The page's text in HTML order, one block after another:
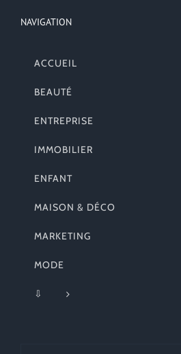
NAVIGATION
ACCUEIL
BEAUTÉ
ENTREPRISE
IMMOBILIER
ENFANT
MAISON & DÉCO
MARKETING
MODE
⇩